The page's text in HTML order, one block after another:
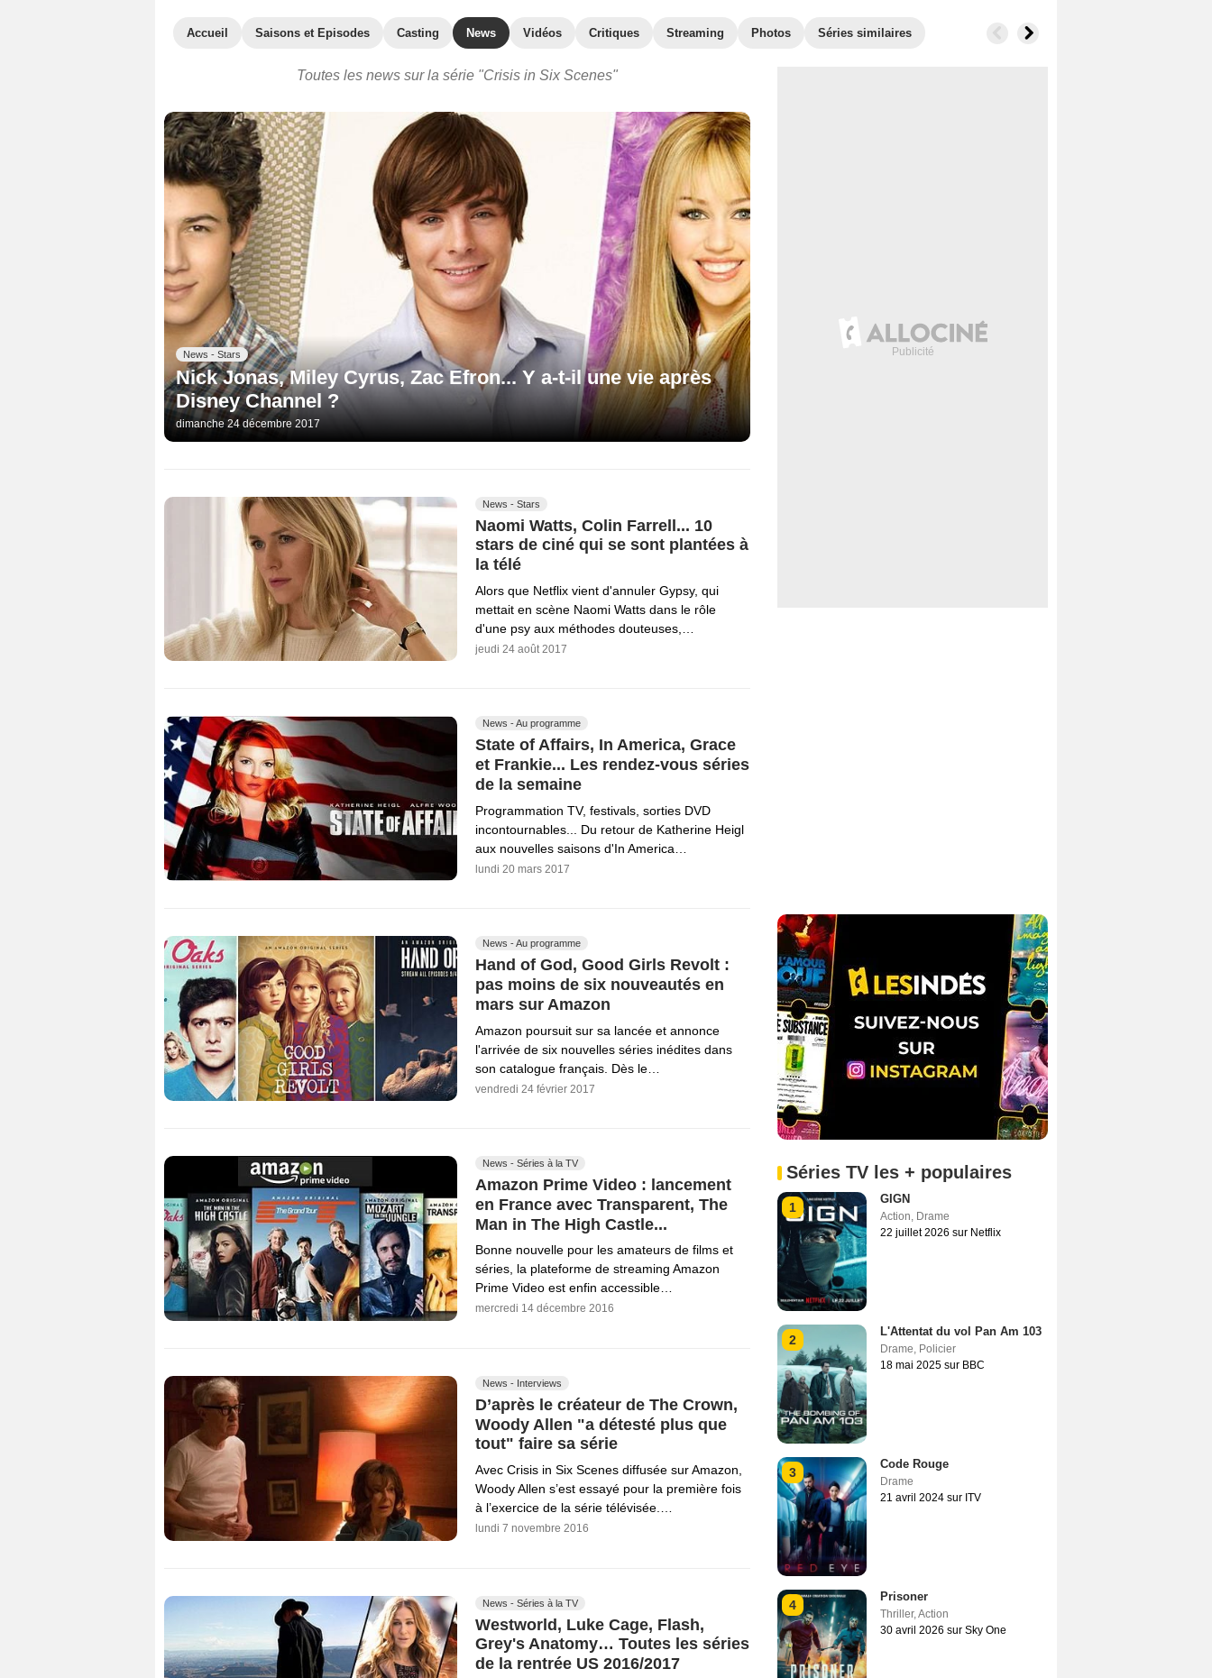
Accueil Saisons et Episodes Casting News Vidéos Critiques Streaming Photos Séries similaires
Toutes les news sur la série "Crisis in Six Scenes"
News - Stars
Nick Jonas, Miley Cyrus, Zac Efron... Y a-t-il une vie après
Disney Channel ?
dimanche 24 décembre 2017
News - Stars
Naomi Watts, Colin Farrell... 10
stars de ciné qui se sont plantées à
la télé
Alors que Netflix vient d'annuler Gypsy, qui
mettait en scène Naomi Watts dans le rôle
d'une psy aux méthodes douteuses,…
jeudi 24 août 2017
News - Au programme
State of Affairs, In America, Grace
et Frankie... Les rendez-vous séries
de la semaine
Programmation TV, festivals, sorties DVD
incontournables... Du retour de Katherine Heigl
aux nouvelles saisons d'In America…
lundi 20 mars 2017
News - Au programme
Hand of God, Good Girls Revolt :
pas moins de six nouveautés en
mars sur Amazon
Amazon poursuit sur sa lancée et annonce
l'arrivée de six nouvelles séries inédites dans
son catalogue français. Dès le…
vendredi 24 février 2017
News - Séries à la TV
Amazon Prime Video : lancement
en France avec Transparent, The
Man in The High Castle...
Bonne nouvelle pour les amateurs de films et
séries, la plateforme de streaming Amazon
Prime Video est enfin accessible…
mercredi 14 décembre 2016
News - Interviews
D’après le créateur de The Crown,
Woody Allen "a détesté plus que
tout" faire sa série
Avec Crisis in Six Scenes diffusée sur Amazon,
Woody Allen s’est essayé pour la première fois
à l’exercice de la série télévisée.…
lundi 7 novembre 2016
News - Séries à la TV
Westworld, Luke Cage, Flash,
Grey's Anatomy… Toutes les séries
de la rentrée US 2016/2017
Séries TV les + populaires
1
GIGN
Action, Drame
22 juillet 2026 sur Netflix
2
L'Attentat du vol Pan Am 103
Drame, Policier
18 mai 2025 sur BBC
3
Code Rouge
Drame
21 avril 2024 sur ITV
4
Prisoner
Thriller,Action
30 avril 2026 sur Sky One